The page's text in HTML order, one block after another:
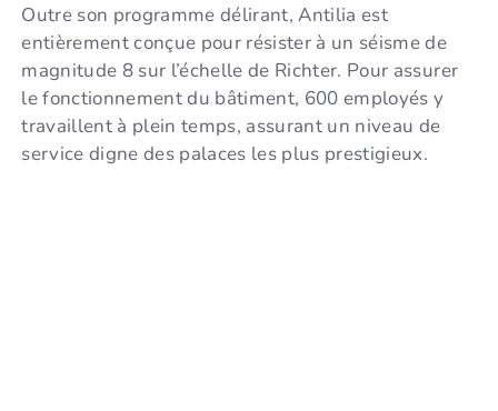
Outre son programme délirant, Antilia est
entièrement conçue pour résister à un séisme de
magnitude 8 sur l’échelle de Richter. Pour assurer
le fonctionnement du bâtiment, 600 employés y
travaillent à plein temps, assurant un niveau de
service digne des palaces les plus prestigieux.